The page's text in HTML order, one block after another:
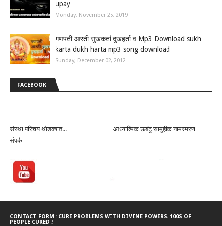
upay
Monday, November 25, 2019
गणपती आरती सुखकर्ता दुखहर्ता व Mp3 Download sukh
karta dukh harta mp3 song download
Sunday, December 02, 2012
FACEBOOK
संस्था परिचय थोडक्यात...
आध्यात्मिक ऊबंटू सामुहीक नामस्मरण
संपर्क
CONTACT FORM : CURE PROBLEMS WITH DIVINE POWERS. 100S OF
PEOPLE CURED !